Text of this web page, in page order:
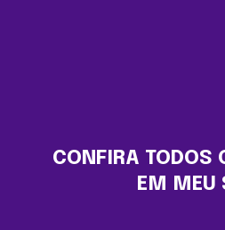
CONFIRA TODOS
EM MEU